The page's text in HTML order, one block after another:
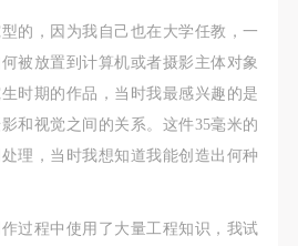
的，因为我自己也在大学任教，一
被放置到计算机或者摄影主体对象
时期的作品，当时我最感兴趣的是
和视觉之间的关系。这件35毫米的
理，当时我想知道我能创造出何种
过程中使用了大量工程知识，我试
民法院关于贯彻执行 《中华
若干问题的意见（试行）>的
许可方（甲方）和使用方（乙
经双方友好协商，甲乙双方就
使用达成如下一致协议：
中的肖像权人，自愿将自己的
民法院关于贯彻执行 《中华
若干问题的意见（试行）>的
许可方（甲方）和使用方（乙
经双方友好协商，甲乙双方就
使用达成如下一致协议：
中的肖像权人，自愿将自己的
民法院关于贯彻执行 《中华
若干问题的意见（试行）>的
许可方（甲方）和使用方（乙
经双方友好协商，甲乙双方就
使用达成如下一致协议：
中的肖像权人，自愿将自己的